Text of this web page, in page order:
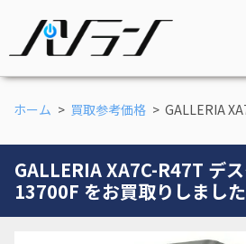
ホーム 買取参考価格 GALLERIA
GALLERIA XA7C-R47T デ
13700F をお買取りしました